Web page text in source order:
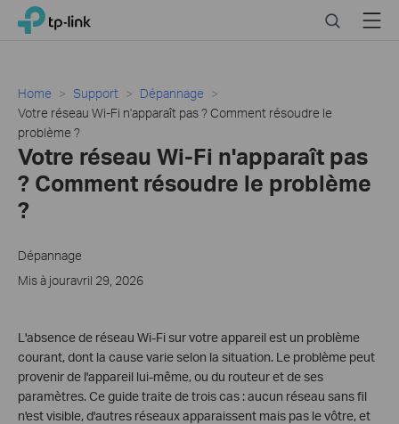
Click
navigation
bar
TP-Link, Reliably Smart SearchMenu
Home Support
Dépannage
Votre réseau Wi-Fi n'apparaît pas ? Comment résoudre le
problème ?
Votre réseau Wi-Fi n'apparaît pas
? Comment résoudre le problème
?
Dépannage
Mis à jouravril 29, 2026
L'absence de réseau Wi-Fi sur votre appareil est un problème
courant, dont la cause varie selon la situation. Le problème peut
provenir de l'appareil lui-même, ou du routeur et de ses
paramètres. Ce guide traite de trois cas : aucun réseau sans fil
n'est visible, d'autres réseaux apparaissent mais pas le vôtre, et